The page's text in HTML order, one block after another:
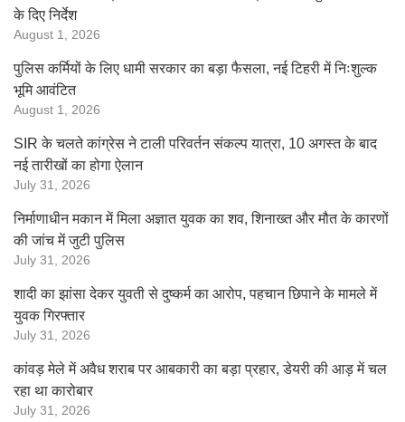
के दिए निर्देश
August 1, 2026
पुलिस कर्मियों के लिए धामी सरकार का बड़ा फैसला, नई टिहरी में निःशुल्क
भूमि आवंटित
August 1, 2026
SIR के चलते कांग्रेस ने टाली परिवर्तन संकल्प यात्रा, 10 अगस्त के बाद
नई तारीखों का होगा ऐलान
July 31, 2026
निर्माणाधीन मकान में मिला अज्ञात युवक का शव, शिनाख्त और मौत के कारणों
की जांच में जुटी पुलिस
July 31, 2026
शादी का झांसा देकर युवती से दुष्कर्म का आरोप, पहचान छिपाने के मामले में
युवक गिरफ्तार
July 31, 2026
कांवड़ मेले में अवैध शराब पर आबकारी का बड़ा प्रहार, डेयरी की आड़ में चल
रहा था कारोबार
July 31, 2026